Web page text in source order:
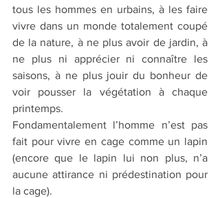
tous les hommes en urbains, à les faire
vivre dans un monde totalement coupé
de la nature, à ne plus avoir de jardin, à
ne plus ni apprécier ni connaître les
saisons, à ne plus jouir du bonheur de
voir pousser la végétation à chaque
printemps.
Fondamentalement l’homme n’est pas
fait pour vivre en cage comme un lapin
(encore que le lapin lui non plus, n’a
aucune attirance ni prédestination pour
la cage).